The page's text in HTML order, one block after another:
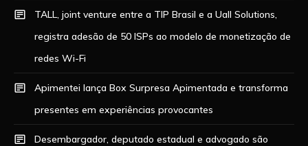
TALL, joint venture entre a TIP Brasil e a Uall Solutions,
registra adesão de 50 ISPs ao modelo de monetização de
redes Wi-Fi
Apimentei lança Box Surpresa Apimentada e transforma
presentes em experiências provocantes
Desembargador, deputado estadual e advogado são